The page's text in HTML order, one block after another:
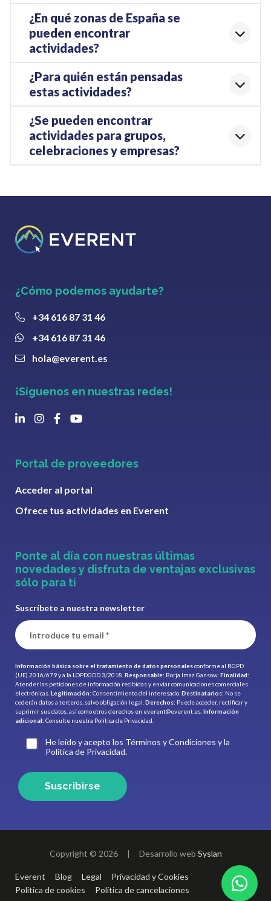
¿En qué zonas de España se
pueden encontrar
actividades?
¿Para quién están pensadas
estas actividades?
¿Se pueden encontrar
actividades para grupos,
celebraciones y empresas?
¿Cómo podemos ayudarte?
+34 616 87 31 46
+34 616 87 31 46
hola@everent.es
¡Síguenos en nuestras redes!
Portal de proveedores
Acceder al portal
Ofrece tus actividades en Everent
Ponte al día con nuestras últimas
novedades y disfruta de ventajas exclusivas
sólo para ti
Suscríbete a nuestra newsletter
Información básica sobre el tratamiento de datos personalesconforme al RGPD
(UE) 2016/679 y a la LOPDGDD 3/2018. Responsable: Borja Imaz Gansow. Finalidad:
Atender las peticiones de información recibidas y enviar comunicaciones comerciales
electrónicas. Legitimación: Consentimiento del interesado. Destinatarios: No se
cederán datos a terceros, salvo obligación legal. Derechos: Puede acceder, rectificar y
suprimir sus datos, así como otros derechos en everent@everent.es Información
adicional: Consulte nuestra Política de Privacidad.
He leído y acepto los Términos y Condiciones y la
Política de Privacidad.
Suscribirse
Copyright © 2026 | Desarrollo web Syslan
Everent Blog Legal
Privacidad y Cookies
Política de cookies
Política de cancelaciones